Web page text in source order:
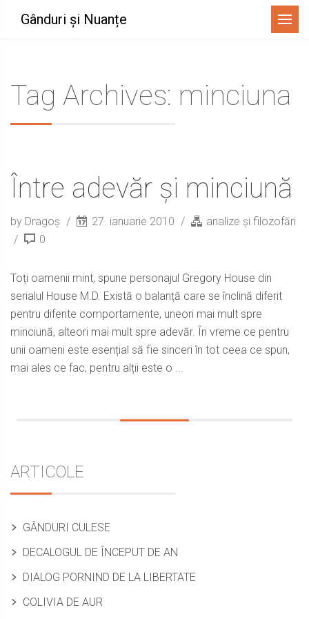
Gânduri și Nuanțe Menu
Tag Archives: minciuna
Între adevăr și minciună
by Dragoș 27. ianuarie 2010
analize și filozofări
0
Toți oamenii mint, spune personajul Gregory House din
serialul House M.D. Există o balanță care se înclină diferit
pentru diferite comportamente, uneori mai mult spre
minciună, alteori mai mult spre adevăr. În vreme ce pentru
unii oameni este esențial să fie sinceri în tot ceea ce spun,
mai ales ce fac, pentru alții este o ...
Sidebar
ARTICOLE
GÂNDURI CULESE
DECALOGUL DE ÎNCEPUT DE AN
DIALOG PORNIND DE LA LIBERTATE
COLIVIA DE AUR